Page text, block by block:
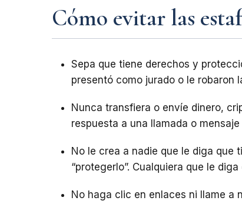
Cómo evitar las
Sepa que tiene derechos y
presentó como jurado o le robaron
Nunca transfiera o envíe dinero,
respuesta a una llamada o mensaje
No le crea a nadie que le diga que
“protegerlo”. Cualquiera que le
No haga clic en enlaces ni llame a